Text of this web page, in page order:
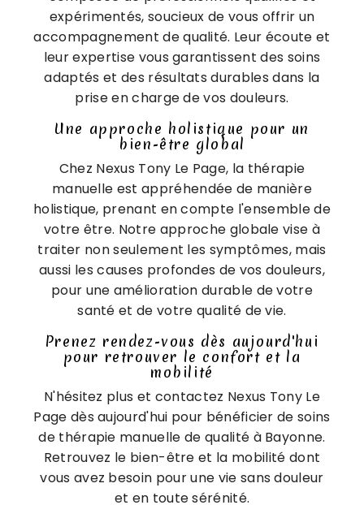
expérimentés, soucieux de vous offrir un
accompagnement de qualité. Leur écoute et
leur expertise vous garantissent des soins
adaptés et des résultats durables dans la
prise en charge de vos douleurs.
Une approche holistique pour un
bien-être global
Chez Nexus Tony Le Page, la thérapie
manuelle est appréhendée de manière
holistique, prenant en compte l'ensemble de
votre être. Notre approche globale vise à
traiter non seulement les symptômes, mais
aussi les causes profondes de vos douleurs,
pour une amélioration durable de votre
santé et de votre qualité de vie.
Prenez rendez-vous dès aujourd'hui
pour retrouver le confort et la
mobilité
N'hésitez plus et contactez Nexus Tony Le
Page dès aujourd'hui pour bénéficier de soins
de thérapie manuelle de qualité à Bayonne.
Retrouvez le bien-être et la mobilité dont
vous avez besoin pour une vie sans douleur
et en toute sérénité.